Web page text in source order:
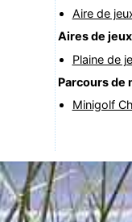
Aire de
Aires de
Plaine de
Parcours de
Minigolf